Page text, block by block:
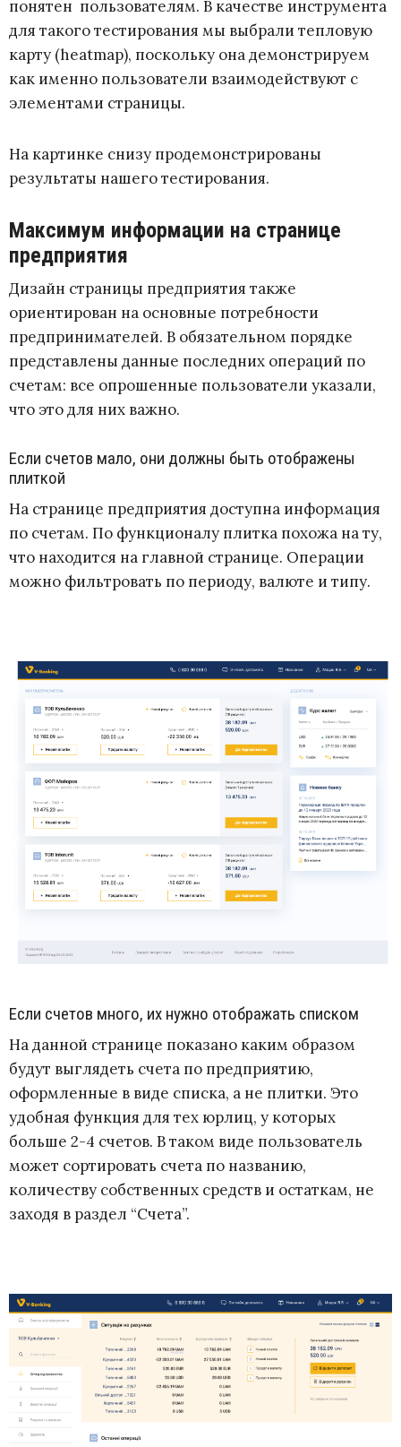
понятен пользователям. В качестве инструмента
для такого тестирования мы выбрали тепловую
карту (heatmap), поскольку она демонстрируем
как именно пользователи взаимодействуют с
элементами страницы.
На картинке снизу продемонстрированы
результаты нашего тестирования.
Максимум информации на странице
предприятия
Дизайн страницы предприятия также
ориентирован на основные потребности
предпринимателей. В обязательном порядке
представлены данные последних операций по
счетам: все опрошенные пользователи указали,
что это для них важно.
Если счетов мало, они должны быть отображены
плиткой
На странице предприятия доступна информация
по счетам. По функционалу плитка похожа на ту,
что находится на главной странице. Операции
можно фильтровать по периоду, валюте и типу.
Если счетов много, их нужно отображать списком
На данной странице показано каким образом
будут выглядеть счета по предприятию,
оформленные в виде списка, а не плитки. Это
удобная функция для тех юрлиц, у которых
больше 2-4 счетов. В таком виде пользователь
может сортировать счета по названию,
количеству собственных средств и остаткам, не
заходя в раздел “Счета”.